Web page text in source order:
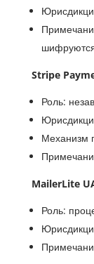
Stripe
Роль:
Механизм
MailerLite
Роль: